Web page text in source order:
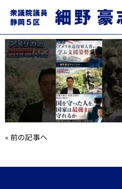
mqdefault.jpg
2026.06.22
«前の記事へ